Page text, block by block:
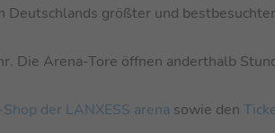
Deutschlands größter und
Die Arena-Tore öffnen anderthalb
der LANXESS arena sowie den